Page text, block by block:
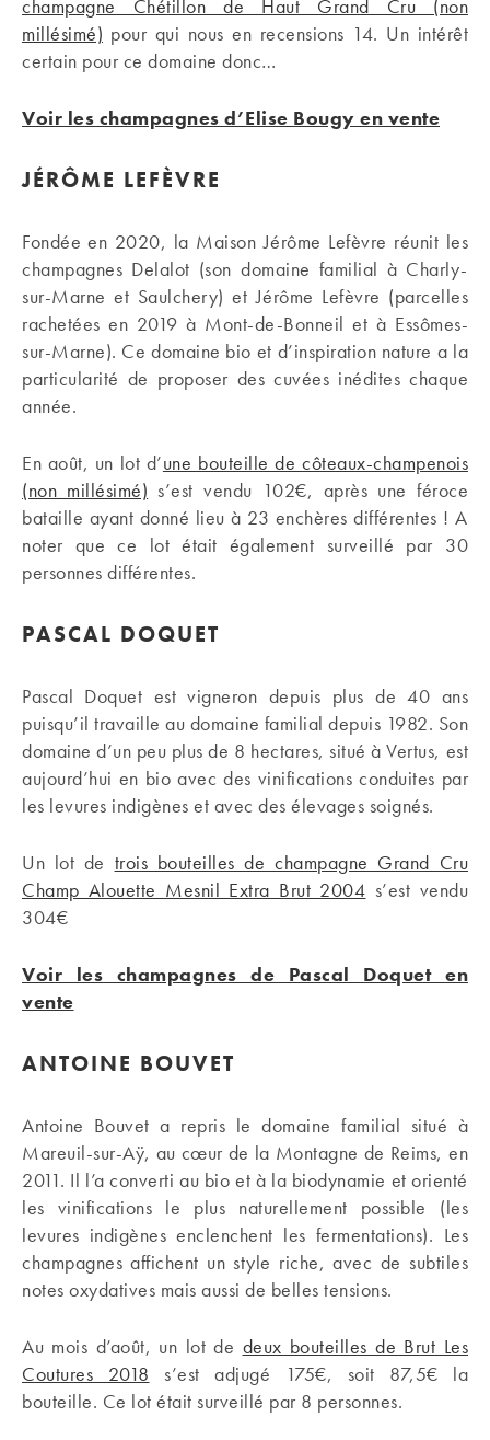
champagne Chétillon de Haut Grand Cru (non
millésimé) pour qui nous en recensions 14. Un intérêt
certain pour ce domaine donc…
Voir les champagnes d’Elise Bougy en vente
JÉRÔME LEFÈVRE
Fondée en 2020, la Maison Jérôme Lefèvre réunit les
champagnes Delalot (son domaine familial à Charly-
sur-Marne et Saulchery) et Jérôme Lefèvre (parcelles
rachetées en 2019 à Mont-de-Bonneil et à Essômes-
sur-Marne). Ce domaine bio et d’inspiration nature a la
particularité de proposer des cuvées inédites chaque
année.
En août, un lot d’une bouteille de côteaux-champenois
(non millésimé) s’est vendu 102€, après une féroce
bataille ayant donné lieu à 23 enchères différentes ! A
noter que ce lot était également surveillé par 30
personnes différentes.
PASCAL DOQUET
Pascal Doquet est vigneron depuis plus de 40 ans
puisqu’il travaille au domaine familial depuis 1982. Son
domaine d’un peu plus de 8 hectares, situé à Vertus, est
aujourd’hui en bio avec des vinifications conduites par
les levures indigènes et avec des élevages soignés.
Un lot de trois bouteilles de champagne Grand Cru
Champ Alouette Mesnil Extra Brut 2004 s’est vendu
304€
Voir les champagnes de Pascal Doquet en
vente
ANTOINE BOUVET
Antoine Bouvet a repris le domaine familial situé à
Mareuil-sur-Aÿ, au cœur de la Montagne de Reims, en
2011. Il l’a converti au bio et à la biodynamie et orienté
les vinifications le plus naturellement possible (les
levures indigènes enclenchent les fermentations). Les
champagnes affichent un style riche, avec de subtiles
notes oxydatives mais aussi de belles tensions.
Au mois d’août, un lot de deux bouteilles de Brut Les
Coutures 2018 s’est adjugé 175€, soit 87,5€ la
bouteille. Ce lot était surveillé par 8 personnes.